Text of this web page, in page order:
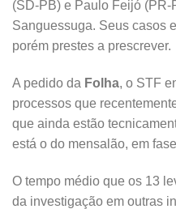
(SD-PB) e Paulo Feijó (PR-
Sanguessuga. Seus casos
porém prestes a prescrever.
A pedido da Folha, o STF
processos que
que ainda estão
está o do mensalão, em
O tempo médio que os 13
da investigação em outras